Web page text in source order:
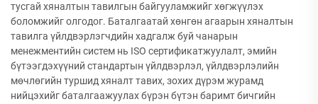
тусгай хяналтын тавилгын байгууламжийг хөгжүүлэх
боломжийг олгодог. Баталгаатай хөнгөн агаарын хяналтын
тавилга үйлдвэрлэгчдийн хадгалж буй чанарын
менежментийн систем нь ISO сертификатжуулалт, эмийн
бүтээгдэхүүний стандартын үйлдвэрлэл, үйлдвэрлэлийн
мөчлөгийн туршид хяналт тавих, зохих дүрэм журамд
нийцэхийг баталгаажуулах бүрэн бүтэн баримт бичгийн